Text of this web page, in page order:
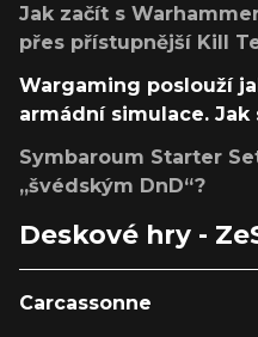
Jak začít s
přes přístupnější Kill
Wargaming poslouží
armádní simulace. Jak
Symbaroum Starter
„švédským DnD“?
Deskové hry -
Carcassonne